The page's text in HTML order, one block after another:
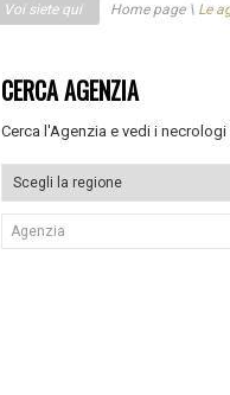
Voi siete qui Home page \ Le
CERCA AGENZIA
Cerca l'Agenzia e vedi i